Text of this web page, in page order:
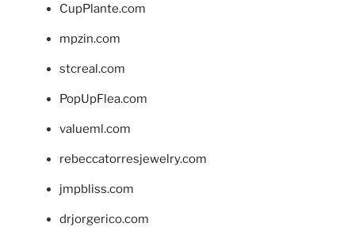
CupPlante.com
mpzin.com
stcreal.com
PopUpFlea.com
valueml.com
rebeccatorresjewelry.com
jmpbliss.com
drjorgerico.com